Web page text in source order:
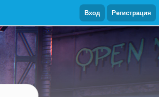
Вход Регистрация